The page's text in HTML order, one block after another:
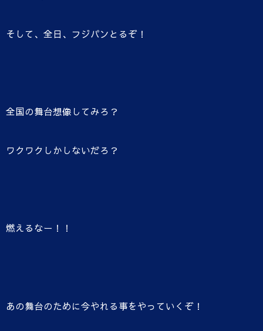
そして、全日、フジパンとるぞ！
全国の舞台想像してみろ？
ワクワクしかしないだろ？
燃えるなー！！
あの舞台のために今やれる事をやっていくぞ！